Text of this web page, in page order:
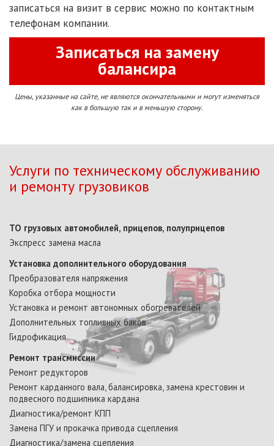
записаться на визит в сервис можно по контактным
телефонам компании.
Записаться на замену
балансира
Цены, указанные на сайте, не являются окончательными и могут изменяться
как в большую так и в меньшую сторону.
Услуги по техническому обслуживанию
и ремонту грузовиков
ТО грузовых автомобилей, прицепов, полуприцепов
Экспресс замена масла
Установка дополнительного оборудования
Преобразователя напряжения
Коробка отбора мощности
Установка и ремонт автономных обогревателей
Дополнительных топливных баков
Гидрофикация
Ремонт трансмиссии
Ремонт редукторов
Ремонт карданного вала, балансировка, замена крестовин и
подвесного подшипника кардана
Диагностика/ремонт КПП
Замена ПГУ и прокачка привода сцепления
Диагностика/замена сцепления